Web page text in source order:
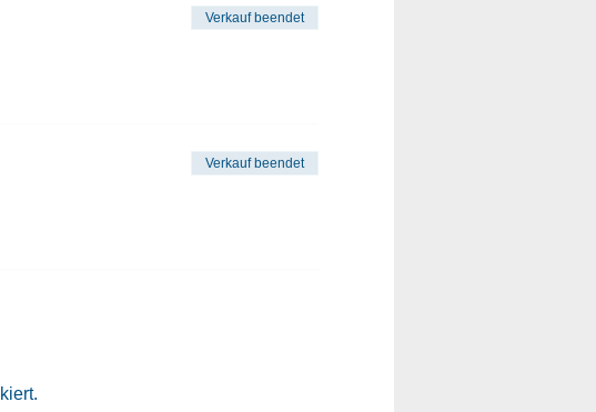
Verkauf beendet
Verkauf beendet